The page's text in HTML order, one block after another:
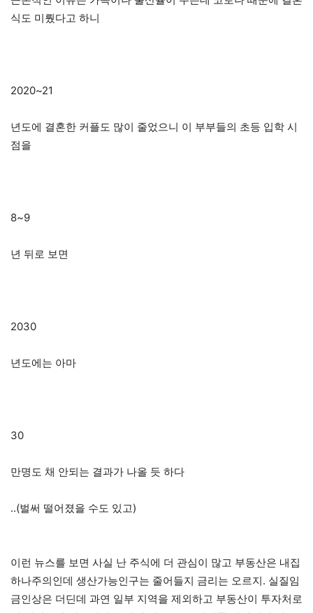
식도 미뤘다고 하니
2020~21
년도에 결혼한 커플도 많이 줄었으니 이 부부들의 초등 입학 시
점을
8~9
년 뒤로 보면
2030
년도에는 아마
30
만명도 채 안되는 결과가 나올 듯 하다
..(벌써 떨어졌을 수도 있고)
이런 뉴스를 보면 사실 난 주식에 더 관심이 많고 부동산은 내집
하나주의인데 생산가능인구는 줄어들지 금리는 오르지. 실질임
금인상은 더딘데 과연 일부 지역을 제외하고 부동산이 투자처로